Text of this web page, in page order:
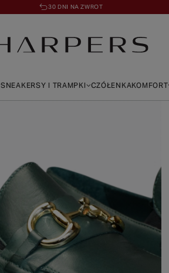
30 DNI NA ZWROT
SNEAKERSY I TRAMPKI CZÓŁENKAKOMFORT